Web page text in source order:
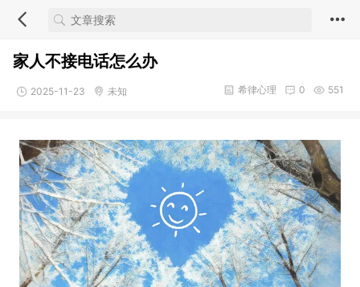
家人不接电话怎么办
2025-11-23 未知 551
0
希律心理